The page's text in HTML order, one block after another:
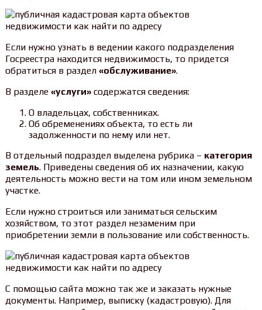
Если нужно узнать в ведении какого подразделения
Госреестра находится недвижимость, то придется
обратиться в раздел «обслуживание».
В разделе «услуги»содержатся сведения:
О владельцах, собственниках.
Об обременениях объекта, то есть ли
задолженности по нему или нет.
В отдельный подраздел выделена рубрика – категория
земель. Приведены сведения об их назначении, какую
деятельность можно вести на том или ином земельном
участке.
Если нужно строиться или заниматься сельским
хозяйством, то этот раздел незаменим при
приобретении земли в пользование или собственность.
С помощью сайта можно так же и заказать нужные
документы. Например, выписку (кадастровую). Для